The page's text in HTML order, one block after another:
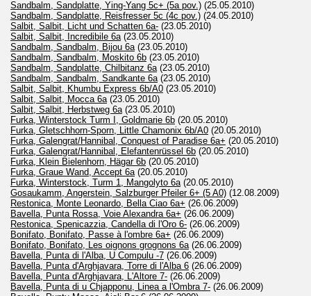
Sandbalm, Sandplatte, Ying-Yang 5c+ (5a pov.) (25.05.2010)
Sandbalm, Sandplatte, Reisfresser 5c (4c pov.) (24.05.2010)
Salbit, Salbit, Licht und Schatten 6a- (23.05.2010)
Salbit, Salbit, Incredibile 6a (23.05.2010)
Sandbalm, Sandbalm, Bijou 6a (23.05.2010)
Sandbalm, Sandbalm, Moskito 6b (23.05.2010)
Sandbalm, Sandplatte, Chilbitanz 6a (23.05.2010)
Sandbalm, Sandbalm, Sandkante 6a (23.05.2010)
Salbit, Salbit, Khumbu Express 6b/A0 (23.05.2010)
Salbit, Salbit, Mocca 6a (23.05.2010)
Salbit, Salbit, Herbstweg 6a (23.05.2010)
Furka, Winterstock Turm I, Goldmarie 6b (20.05.2010)
Furka, Gletschhorn-Sporn, Little Chamonix 6b/A0 (20.05.2010)
Furka, Galengrat/Hannibal, Conquest of Paradise 6a+ (20.05.2010)
Furka, Galengrat/Hannibal, Elefantenrüssel 6b (20.05.2010)
Furka, Klein Bielenhorn, Hägar 6b (20.05.2010)
Furka, Graue Wand, Accept 6a (20.05.2010)
Furka, Winterstock, Turm 1, Mangolyto 6a (20.05.2010)
Gosaukamm, Angerstein, Salzburger Pfeiler 6+ (5 A0) (12.08.2009)
Restonica, Monte Leonardo, Bella Ciao 6a+ (26.06.2009)
Bavella, Punta Rossa, Voie Alexandra 6a+ (26.06.2009)
Restonica, Spenicazzia, Candella di l'Oro 6- (26.06.2009)
Bonifato, Bonifato, Passe à l'ombre 6a+ (26.06.2009)
Bonifato, Bonifato, Les oignons grognons 6a (26.06.2009)
Bavella, Punta di l'Alba, U Compulu -7 (26.06.2009)
Bavella, Punta d'Arghjavara, Torre di l'Alba 6 (26.06.2009)
Bavella, Punta d'Arghjavara, L'Altore 7- (26.06.2009)
Bavella, Punta di u Chjapponu, Linea a l'Ombra 7- (26.06.2009)